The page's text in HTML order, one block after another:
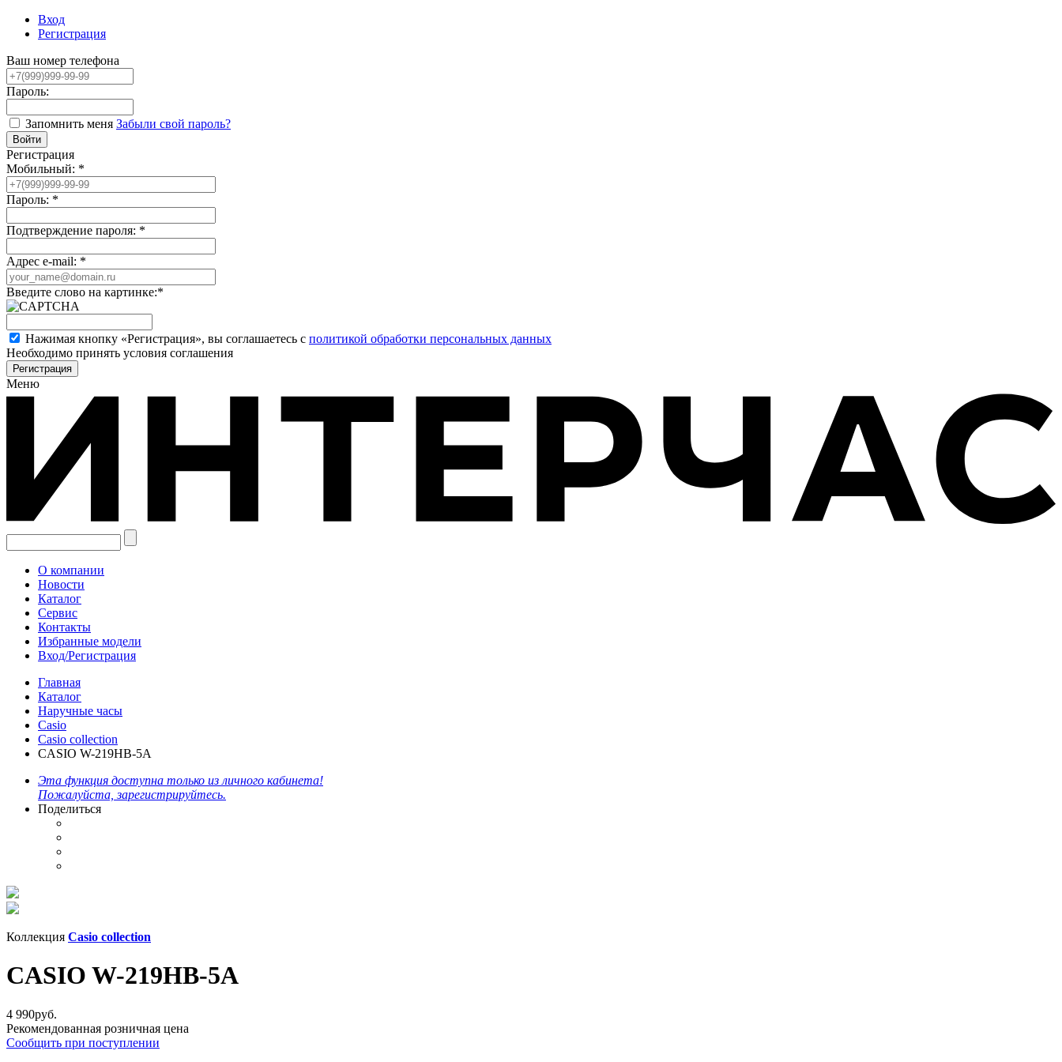
Вход
Регистрация
Ваш номер телефона
Пароль:
Запомнить меня Забыли свой пароль?
Регистрация
Мобильный: *
Пароль: *
Подтверждение пароля: *
Адрес e-mail: *
Введите слово на картинке:*
Нажимая кнопку «Регистрация», вы соглашаетесь с политикой обработки персональных данных
Необходимо принять условия соглашения
Меню
О компании
Новости
Каталог
Сервис
Контакты
Избранные модели
Вход/Регистрация
Главная
Каталог
Наручные часы
Casio
Casio collection
CASIO W-219HB-5A
Эта функция доступна только из личного кабинета!
Пожалуйста, зарегистрируйтесь.
Поделиться
Коллекция Casio collection
CASIO W-219HB-5A
4 990руб.
Рекомендованная розничная цена
Сообщить при поступлении